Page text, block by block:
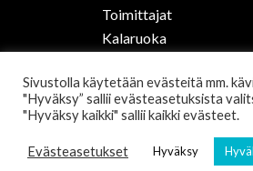
Toimittajat
Kalaruoka
Tilaa uutiskirje
Sivustolla käytetään evästeitä mm.
"Hyväksy” sallii evästeasetuksista
"Hyväksy kaikki" sallii kaikki evästeet.
Evästeasetukset Hyväksy